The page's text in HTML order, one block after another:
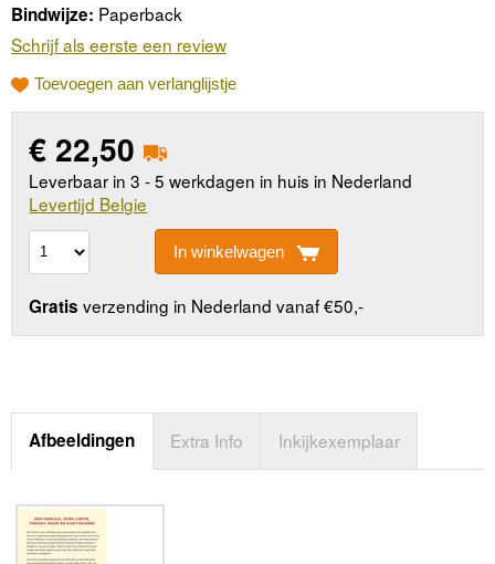
Bindwijze: Paperback
Schrijf als eerste een review
Toevoegen aan verlanglijstje
€ 22,50
Leverbaar in 3 - 5 werkdagen in huis in Nederland
Levertijd Belgie
In winkelwagen
Gratis verzending in Nederland vanaf €50,-
Afbeeldingen Extra Info Inkijkexemplaar